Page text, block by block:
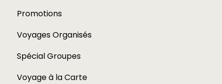
Promotions
Voyages Organisés
Spécial Groupes
Voyage à la Carte